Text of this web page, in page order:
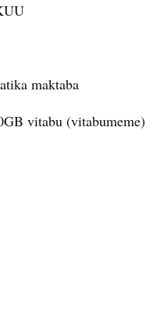
maktaba
vitabu (vitabumeme)